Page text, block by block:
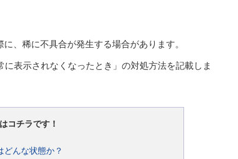
、稀に不具合が発生する場合があります。
表示されなくなったとき」の対処方法を記載しま
コチラです！
どんな状態か？